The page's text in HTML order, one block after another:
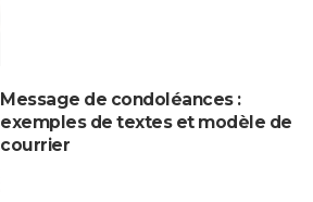
Message de condoléances :
exemples de textes et modèle de
courrier